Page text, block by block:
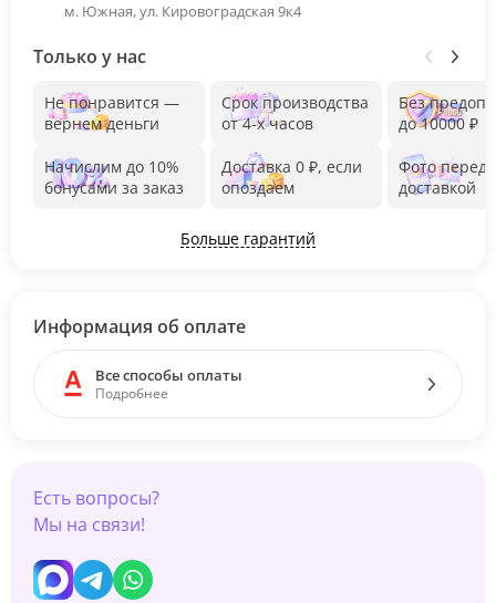
м. Южная, ул. Кировоградская 9к4
Только у нас
Не понравится —
вернем деньги
Начислим до 10%
бонусами за заказ
Срок производства
от 4-х часов
Доставка 0 ₽, если
опоздаем
Без
до 10000 ₽
Фото перед
доставкой
Больше гарантий
Информация об оплате
Все способы оплаты
Подробнее
Есть вопросы?
Мы на связи!